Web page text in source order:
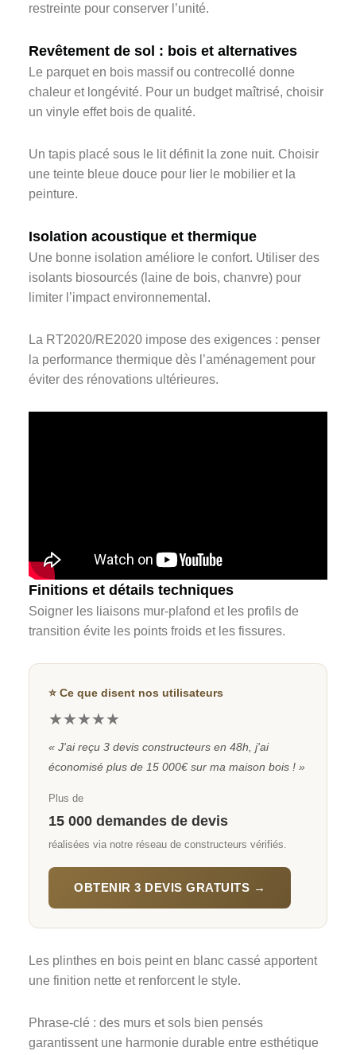
restreinte pour conserver l’unité.
Revêtement de sol : bois et alternatives
Le parquet en bois massif ou contrecollé donne
chaleur et longévité. Pour un budget maîtrisé, choisir
un vinyle effet bois de qualité.
Un tapis placé sous le lit définit la zone nuit. Choisir
une teinte bleue douce pour lier le mobilier et la
peinture.
Isolation acoustique et thermique
Une bonne isolation améliore le confort. Utiliser des
isolants biosourcés (laine de bois, chanvre) pour
limiter l’impact environnemental.
La RT2020/RE2020 impose des exigences : penser
la performance thermique dès l’aménagement pour
éviter des rénovations ultérieures.
Finitions et détails techniques
Soigner les liaisons mur-plafond et les profils de
transition évite les points froids et les fissures.
⭐ Ce que disent nos utilisateurs
★★★★★
« J'ai reçu 3 devis constructeurs en 48h, j'ai
économisé plus de 15 000€ sur ma maison bois ! »
Plus de
15 000 demandes de devis
réalisées via notre réseau de constructeurs vérifiés.
OBTENIR 3 DEVIS GRATUITS →
Les plinthes en bois peint en blanc cassé apportent
une finition nette et renforcent le style.
Phrase-clé : des murs et sols bien pensés
garantissent une harmonie durable entre esthétique